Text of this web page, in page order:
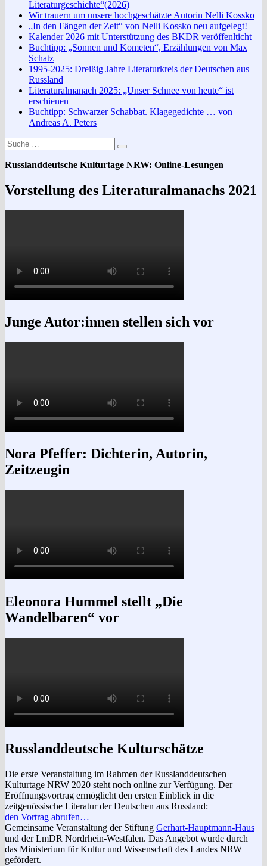
Literaturgeschichte“(2026)
Wir trauern um unsere hochgeschätzte Autorin Nelli Kossko
„In den Fängen der Zeit“ von Nelli Kossko neu aufgelegt!
Kalender 2026 mit Unterstützung des BKDR veröffenlticht
Buchtipp: „Sonnen und Kometen“, Erzählungen von Max
Schatz
1995-2025: Dreißig Jahre Literaturkreis der Deutschen aus
Russland
Literaturalmanach 2025: „Unser Schnee von heute“ ist
erschienen
Buchtipp: Schwarzer Schabbat. Klagegedichte … von
Andreas A. Peters
Suche
nach:
Suchen
Russlanddeutsche Kulturtage NRW: Online-Lesungen
Vorstellung des Literaturalmanachs 2021
Junge Autor:innen stellen sich vor
Nora Pfeffer: Dichterin, Autorin,
Zeitzeugin
Eleonora Hummel stellt „Die
Wandelbaren“ vor
Russlanddeutsche Kulturschätze
Die erste Veranstaltung im Rahmen der Russlanddeutschen
Kulturtage NRW 2020 steht noch online zur Verfügung. Der
Eröffnungsvortrag ermöglicht den ersten Einblick in die
zeitgenössische Literatur der Deutschen aus Russland:
den Vortrag abrufen…
Gemeinsame Veranstaltung der Stiftung Gerhart-Hauptmann-Haus
und der LmDR Nordrhein-Westfalen. Das Angebot wurde durch
das Ministerium für Kultur und Wissenschaft des Landes NRW
gefördert.